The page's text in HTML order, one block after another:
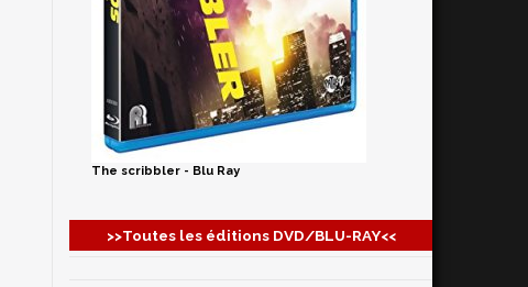
The scribbler - Blu Ray
>>Toutes les éditions DVD/BLU-RAY<<